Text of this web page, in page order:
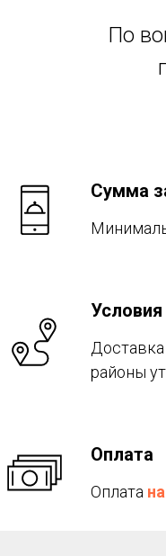
По
Сумма
районы
Оплата
Оплата